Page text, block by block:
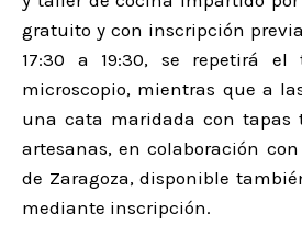
gratuito y con inscripción
17:30 a 19:30, se repetirá
microscopio, mientras que a
una cata maridada con tapas
artesanas, en colaboración con
de Zaragoza, disponible
mediante inscripción.